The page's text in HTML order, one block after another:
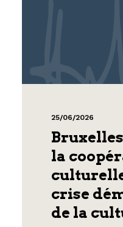
25/06/2026
la
crise
de la